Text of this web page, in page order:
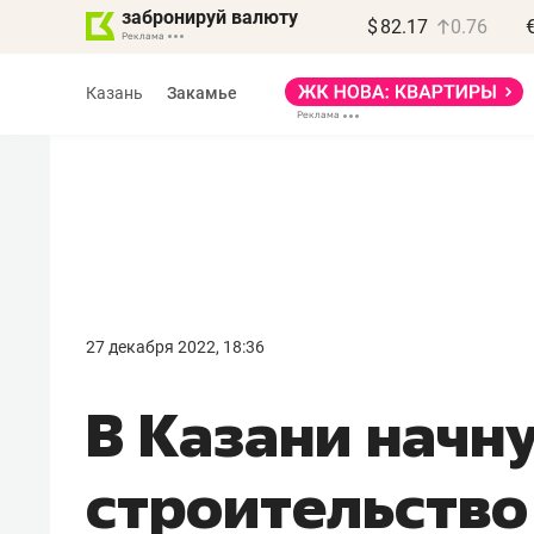
забронируй валюту $ 82.17 0.76
Казань Закамье
27 декабря 2022, 18:36
В Казаниправил, бизнес может
потерять минимум